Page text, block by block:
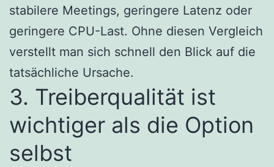
stabilere Meetings, geringere Latenz oder
geringere CPU-Last. Ohne diesen Vergleich
verstellt man sich schnell den Blick auf die
tatsächliche Ursache.
3. Treiberqualität ist
wichtiger als die Option
selbst